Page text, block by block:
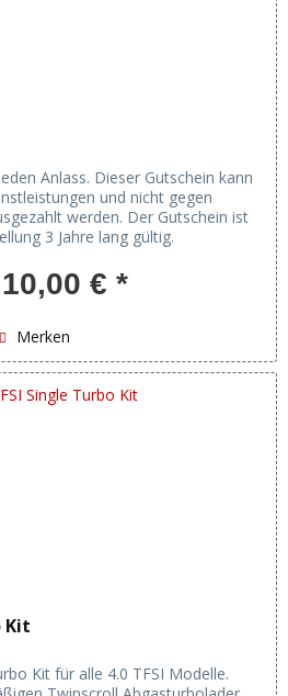
Anlass. Dieser Gutschein kann
und nicht gegen
werden. Der Gutschein ist
3 Jahre lang gültig.
€ *
Merken
Kit
Kit für alle 4.0 TFSI Modelle.